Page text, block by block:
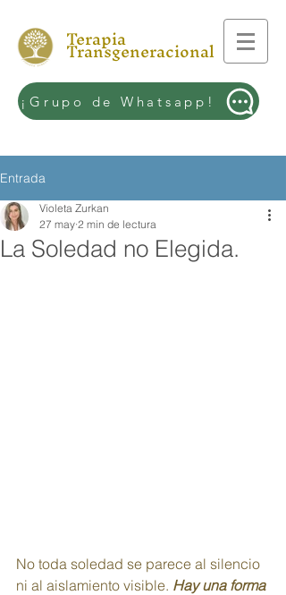
Terapia
Transgeneracional
¡Grupo de Whatsapp!
Entrada
La Soledad no Elegida.
Violeta Zurkan
27 may 2 min de lectura
No toda soledad se parece al silencio
ni al aislamiento visible. Hay una forma